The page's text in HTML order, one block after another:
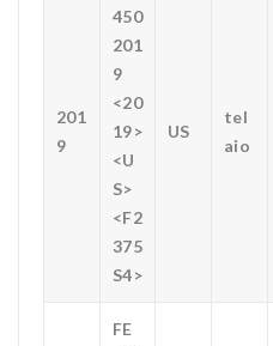
201
9
450
201
9
<20
19>
<U
S>
<F2
375
S4>
US
tel
aio
FE